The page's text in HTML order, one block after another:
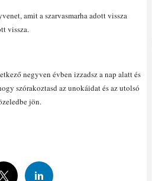
amit a szarvasmarha adott vissza
vissza.
negyven évben izzadsz a nap alatt és
szórakoztasd az unokáidat és az utolsó
jön.